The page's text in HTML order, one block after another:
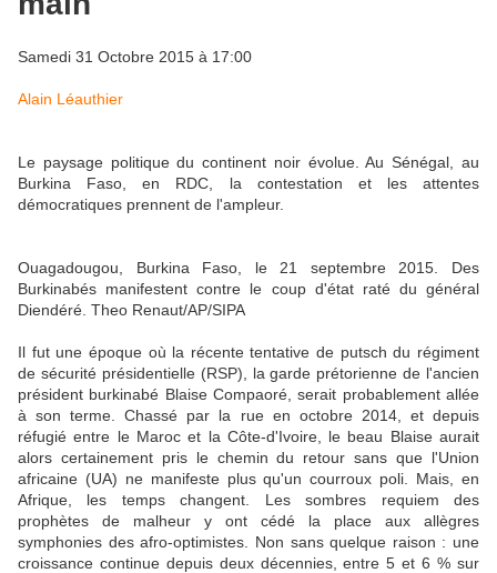
Samedi 31 Octobre 2015 à 17:00
Alain Léauthier
Le paysage politique du continent noir évolue. Au Sénégal, au
Burkina Faso, en RDC, la contestation et les attentes
démocratiques prennent de l'ampleur.
Ouagadougou, Burkina Faso, le 21 septembre 2015. Des
Burkinabés manifestent contre le coup d'état raté du général
Diendéré. Theo Renaut/AP/SIPA
Il fut une époque où la récente tentative de putsch du régiment
de sécurité présidentielle (RSP), la garde prétorienne de l'ancien
président burkinabé Blaise Compaoré, serait probablement allée
à son terme. Chassé par la rue en octobre 2014, et depuis
réfugié entre le Maroc et la Côte-d'Ivoire, le beau Blaise aurait
alors certainement pris le chemin du retour sans que l'Union
africaine (UA) ne manifeste plus qu'un courroux poli. Mais, en
Afrique, les temps changent. Les sombres requiem des
prophètes de malheur y ont cédé la place aux allègres
symphonies des afro-optimistes. Non sans quelque raison : une
croissance continue depuis deux décennies, entre 5 et 6 % sur